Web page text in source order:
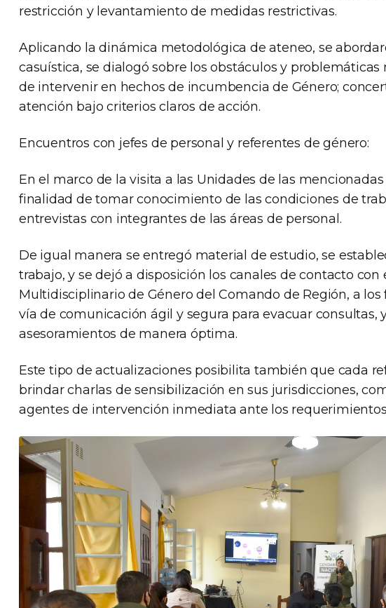
restricción y levantamiento de medidas restrictivas.
Aplicando la dinámica metodológica de ateneo, se
casuística, se dialogó sobre los obstáculos y problemáticas
de intervenir en hechos de incumbencia de Género;
atención bajo criterios claros de acción.
Encuentros con jefes de personal y referentes de género:
En el marco de la visita a las Unidades de las
finalidad de tomar conocimiento de las condiciones de
entrevistas con integrantes de las áreas de personal.
De igual manera se entregó material de estudio, se
trabajo, y se dejó a disposición los canales de contacto con
Multidisciplinario de Género del Comando de Región, a
vía de comunicación ágil y segura para evacuar consultas,
asesoramientos de manera óptima.
Este tipo de actualizaciones posibilita también que cada
brindar charlas de sensibilización en sus jurisdicciones,
agentes de intervención inmediata ante los